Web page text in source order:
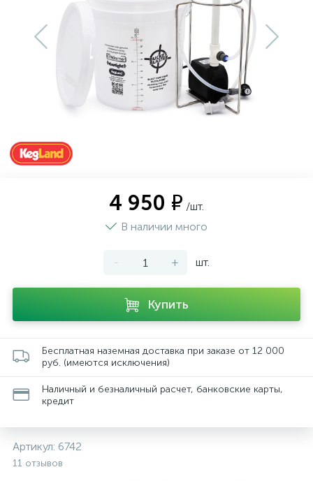
4 950 ₽ /шт.
В наличии много
- + шт.
Купить
Бесплатная наземная доставка при заказе от 12 000
руб. (имеются исключения)
Наличный и безналичный расчет, банковские карты,
кредит
Артикул: 6742
11 отзывов